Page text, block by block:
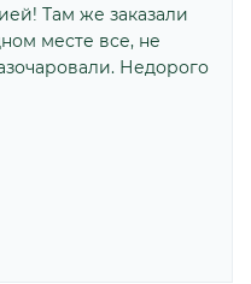
Там же заказали
месте все, не
Недорого